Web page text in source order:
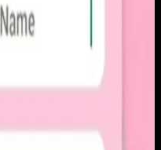
dengan alur berbagi yang
momen yang tersusun
visual yang
feed publik.